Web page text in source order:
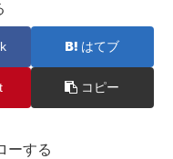
はてブ
コピー
ーする